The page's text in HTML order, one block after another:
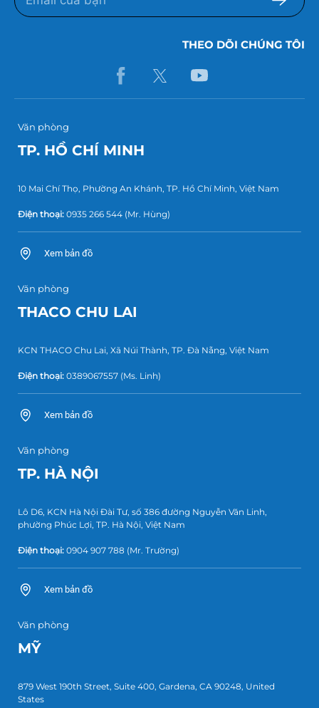
THEO DÕI CHÚNG TÔI
Văn phòng
TP. HỒ CHÍ MINH
10 Mai Chí Thọ, Phường An Khánh, TP. Hồ Chí Minh, Việt Nam
Điện thoại: 0935 266 544 (Mr. Hùng)
Xem bản đồ
Văn phòng
THACO CHU LAI
KCN THACO Chu Lai, Xã Núi Thành, TP. Đà Nẵng, Việt Nam
Điện thoại: 0389067557 (Ms. Linh)
Xem bản đồ
Văn phòng
TP. HÀ NỘI
Lô D6, KCN Hà Nội Đài Tư, số 386 đường Nguyễn Văn Linh,
phường Phúc Lợi, TP. Hà Nội, Việt Nam
Điện thoại: 0904 907 788 (Mr. Trường)
Xem bản đồ
Văn phòng
MỸ
879 West 190th Street, Suite 400, Gardena, CA 90248, United
States